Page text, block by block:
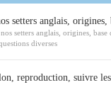
setters anglais, origines,
setters anglais, origines, base
diverses
reproduction, suivre